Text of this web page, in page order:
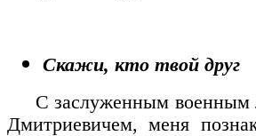
Скажи, кто твой друг
С заслуженным военным
Дмитриевичем, меня